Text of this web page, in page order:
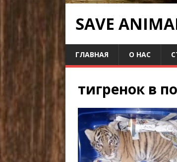
SAVE
ГЛАВНАЯ О НАС
тигренок в